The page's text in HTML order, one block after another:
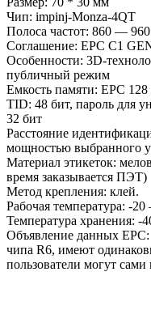
Чип: impinj-Monza-4QT
Полоса частот: 860 —
Соглашение: EPC C1
Особенности: 3D-
публичный режим
Емкость памяти: EPC 128
TID: 48 бит, пароль для
32 бит
Расстояние
мощностью выбранного
Материал этикеток:
время заказывается ПЭТ)
Метод крепления: клей.
Рабочая температура: -
Температура хранения: -
Объявление данных
чипа R6, имеют
пользователи могут